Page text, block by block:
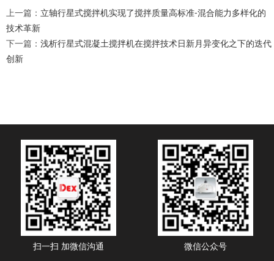
上一篇： 立轴行星式搅拌机实现了搅拌质量高标准-混合能力多样化的
技术革新
下一篇： 浅析行星式混凝土搅拌机在搅拌技术日新月异变化之下的迭代
创新
扫一扫 加微信沟通 微信公众号